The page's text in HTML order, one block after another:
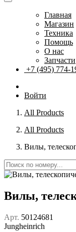
Главная
Магазин
Техника
Помощь
О нас
Запчасти
+7 (495) 774-
Войти
All Products
All Products
Вилы,
Вилы,
Арт. 50124681
Jungheinrich